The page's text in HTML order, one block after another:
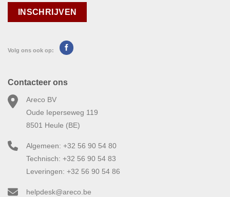
Volg ons ook op:
Contacteer ons
Areco BV
Oude Ieperseweg 119
8501 Heule (BE)
Algemeen: +32 56 90 54 80
Technisch: +32 56 90 54 83
Leveringen: +32 56 90 54 86
helpdesk@areco.be